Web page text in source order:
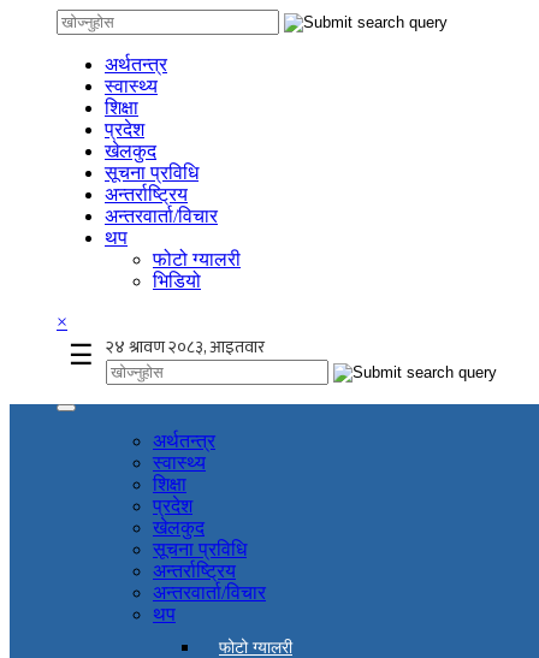
अर्थतन्त्र
स्वास्थ्य
शिक्षा
प्रदेश
खेलकुद
सूचना प्रविधि
अन्तर्राष्ट्रिय
अन्तरवार्ता/विचार
थप
फोटो ग्यालरी
भिडियो
×
☰
अर्थतन्त्र
स्वास्थ्य
शिक्षा
प्रदेश
खेलकुद
सूचना प्रविधि
अन्तर्राष्ट्रिय
अन्तरवार्ता/विचार
थप
फोटो ग्यालरी